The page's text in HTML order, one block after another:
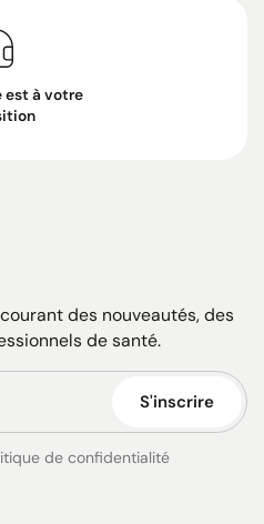
est à votre
des nouveautés, des
de santé.
S'inscrire
de confidentialité